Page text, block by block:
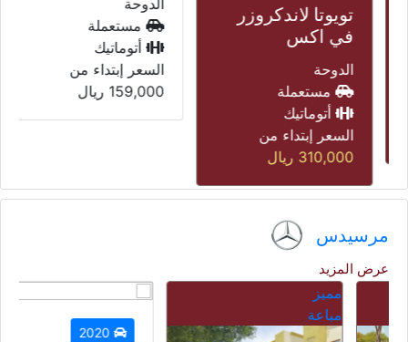
تويوتا لاندكروزر
في اكس
الدوحة
مستعملة
أتوماتيك
السعر إبتداء من
310,000 ريال
مستعملة
أتوماتيك
السعر إبتداء من
159,000 ريال
مرسيدس
عرض المزيد